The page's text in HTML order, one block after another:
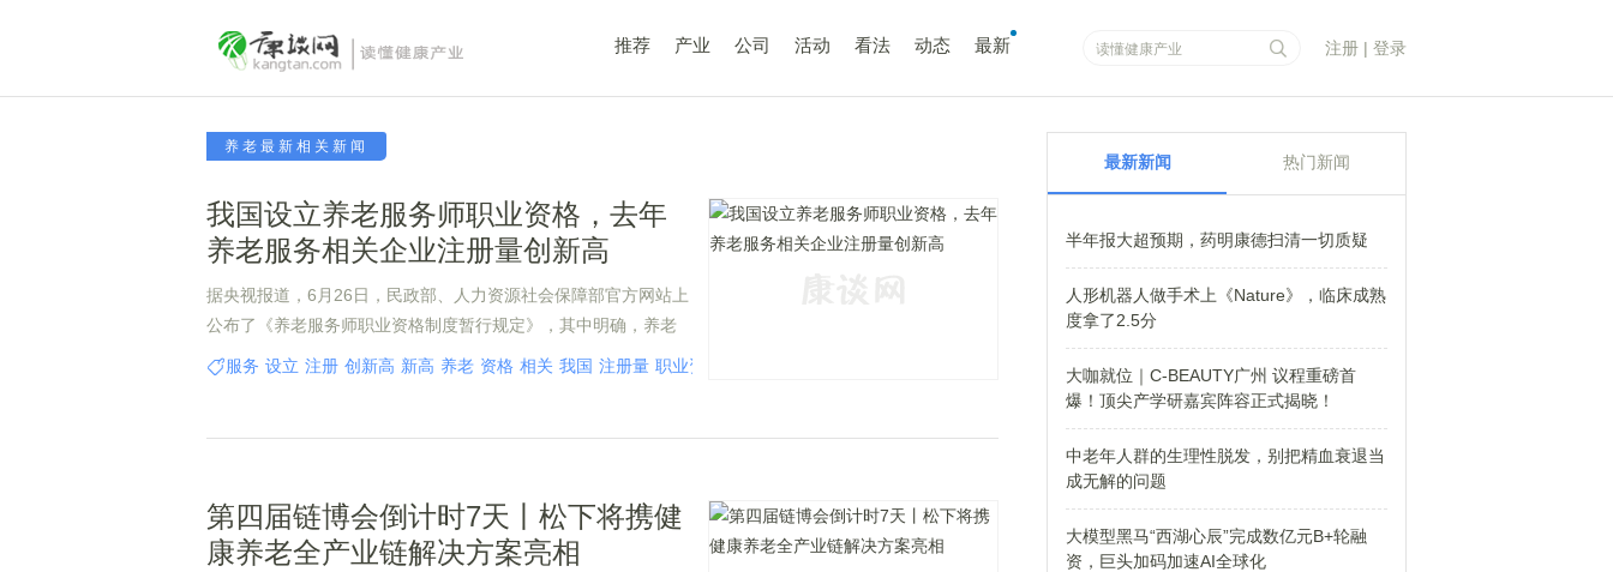
推荐 产业 公司 活动 看法 动态 最新 注册 | 登录
养老最新相关新闻
我国设立养老服务师职业资格，去年
养老服务相关企业注册量创新高
据央视报道，6月26日，民政部、人力资源社会保障部官方网站上
公布了《养老服务师职业资格制度暂行规定》，其中明确，养老
服务师职业资格为水平评价类职业资格，适用于在居家、社区、
实行全国统一大纲、统一命题、统一组织的考试制度，高级养老
服务 设立 注册 创新高 新高 养老 资格 相关 我国 注册量 职业资格
第四届链博会倒计时7天丨松下将携健
康养老全产业链解决方案亮相
最新新闻 热门新闻
半年报大超预期，药明康德扫清一切质疑
人形机器人做手术上《Nature》，临床成熟
度拿了2.5分
大咖就位｜C-BEAUTY广州 议程重磅首
爆！顶尖产学研嘉宾阵容正式揭晓！
中老年人群的生理性脱发，别把精血衰退当
成无解的问题
大模型黑马“西湖心辰”完成数亿元B+轮融
资，巨头加码加速AI全球化